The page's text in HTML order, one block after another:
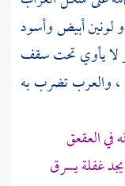
لونين أبيض وأسود
لا يأوي تحت سقف
، والعربتضرب به
في العقعق
غفلة يسرق